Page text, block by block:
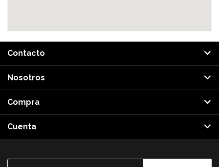
Contacto
Nosotros
Compra
Cuenta